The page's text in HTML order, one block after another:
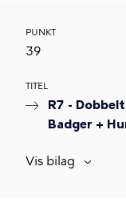
PUNKT
39
TITEL
R7 -
Badger +
Vis bilag